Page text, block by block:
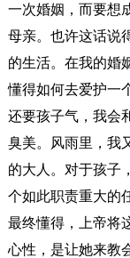
一次婚姻，而要想
母亲。也许这话说
的生活。在我的婚
懂得如何去爱护一
还要孩子气，我会
臭美。风雨里，我
的大人。对于孩子
个如此职责重大的
最终懂得，上帝将
心性，是让她来教